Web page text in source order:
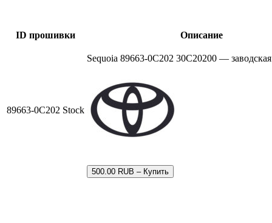
ID прошивки Описание
89663-0C202 Stock
Sequoia 89663-0C202 30C20200 —
500.00 RUB – Купить